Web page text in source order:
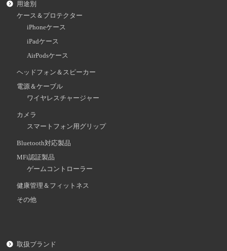
用途別
ケース＆プロテクター
iPhoneケース
iPadケース
AirPodsケース
ヘッドフォン＆スピーカー
電源＆ケーブル
ワイヤレスチャージャー
カメラ
スマートフォン用グリップ
Bluetooth対応製品
MFi認証製品
ゲームコントローラー
健康管理＆フィットネス
その他
取扱ブランド